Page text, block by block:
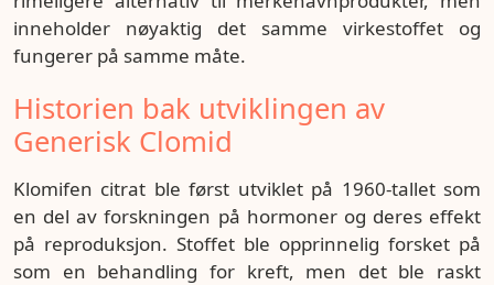
inneholder nøyaktig det samme virkestoffet og
fungerer på samme måte.
Historien bak utviklingen av
Generisk Clomid
Klomifen citrat ble først utviklet på 1960-tallet som
en del av forskningen på hormoner og deres effekt
på reproduksjon. Stoffet ble opprinnelig forsket på
som en behandling for kreft, men det ble raskt